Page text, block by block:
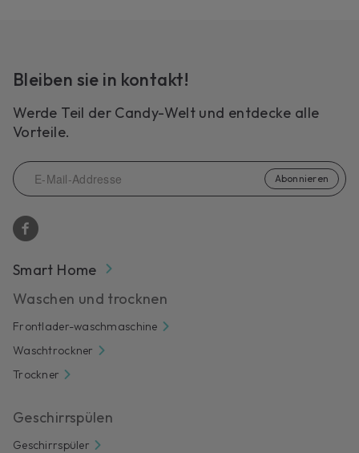
Bleiben sie in kontakt!
Werde Teil der Candy-Welt und entdecke alle
Vorteile.
Abonnieren
Smart Home
Waschen und trocknen
Frontlader-waschmaschine
Waschtrockner
Trockner
Geschirrspülen
Geschirrspüler